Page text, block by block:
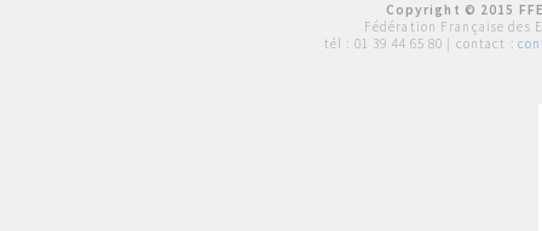
Copyright © 2015
Fédération Française des
tél : 01 39 44 65 80 | contact :